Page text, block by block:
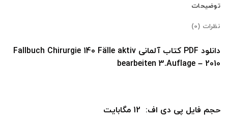
توضیحات
نظرات (0)
دانلود PDF کتاب آلمانی Fallbuch Chirurgie
140 Fälle aktiv
bearbeiten 3.Auflage – 2010
حجم فایل پی دی اف: 12 مگابایت